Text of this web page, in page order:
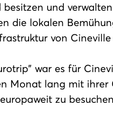
und
die lokalen
von
war es für
Monat lang mit
zu